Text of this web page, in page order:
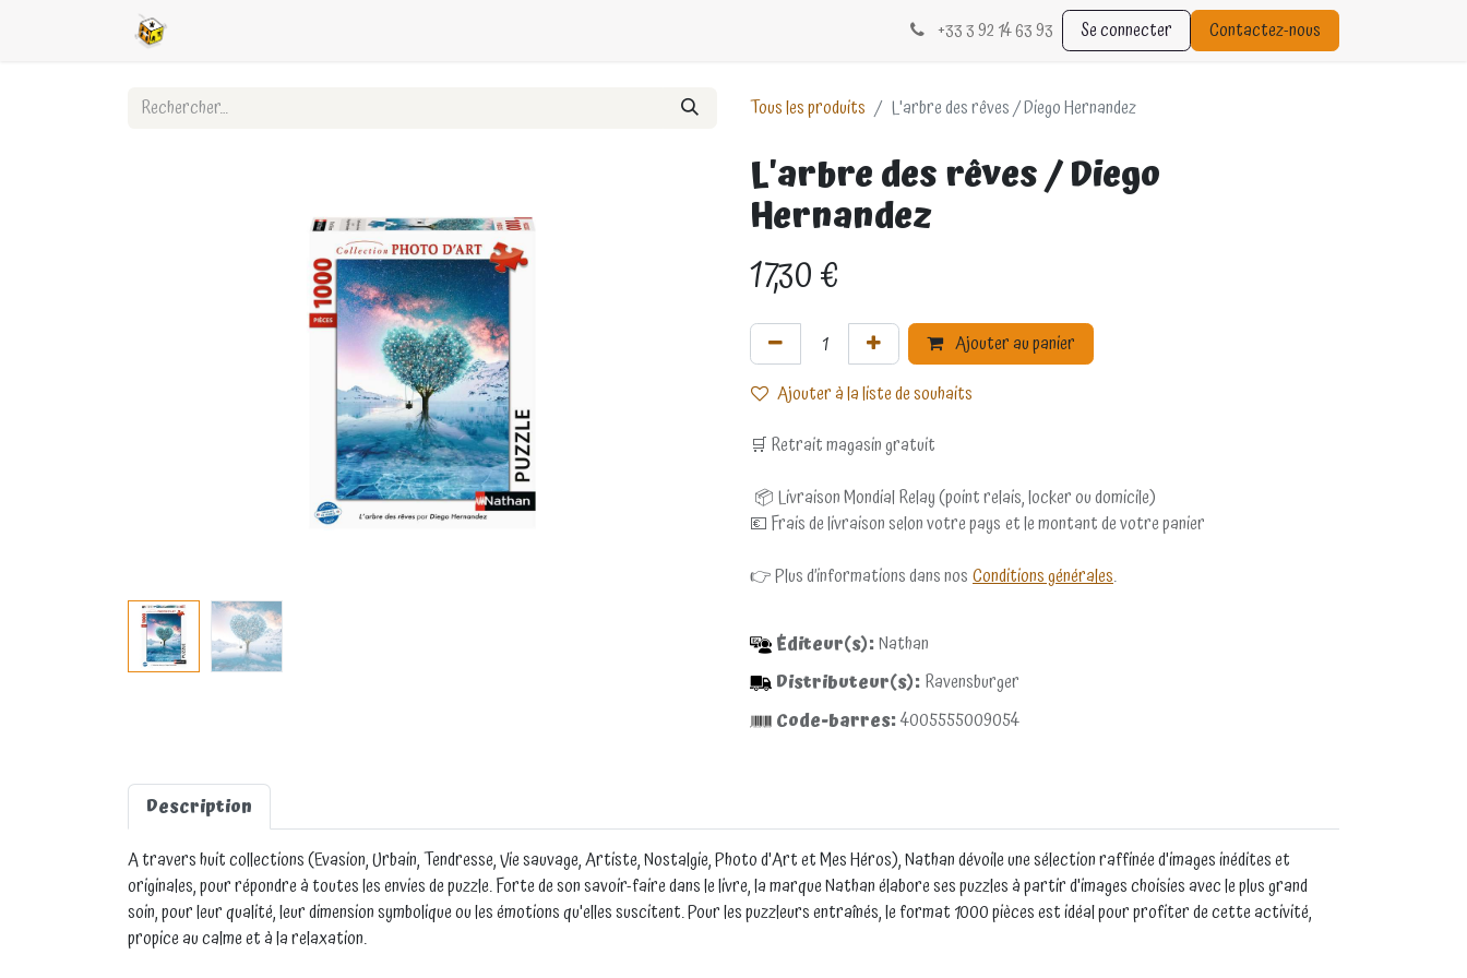
+33 3 92 14 63 93 Se connecter Contactez-nous
Tous les produits L'arbre des rêves / Diego Hernandez
L'arbre des rêves / Diego
Hernandez
17,30€
Ajouter au panier
Ajouter à la liste de souhaits
🛒 Retrait magasin gratuit
📦 Livraison Mondial Relay (point relais, locker ou domicile)
💶 Frais de livraison selon votre pays et le montant de votre panier
👉 Plus d’informations dans nosConditions générales.
Éditeur(s):Nathan
Distributeur(s):Ravensburger
Code-barres:4005555009054
Description
A travers huit collections (Evasion, Urbain, Tendresse, Vie sauvage, Artiste, Nostalgie, Photo d'Art et Mes Héros), Nathan dévoile une sélection raffinée d'images inédites et
originales, pour répondre à toutes les envies de puzzle. Forte de son savoir-faire dans le livre, la marque Nathan élabore ses puzzles à partir d'images choisies avec le plus grand
soin, pour leur qualité, leur dimension symbolique ou les émotions qu'elles suscitent. Pour les puzzleurs entraînés, le format 1000 pièces est idéal pour profiter de cette activité,
propice au calme et à la relaxation.